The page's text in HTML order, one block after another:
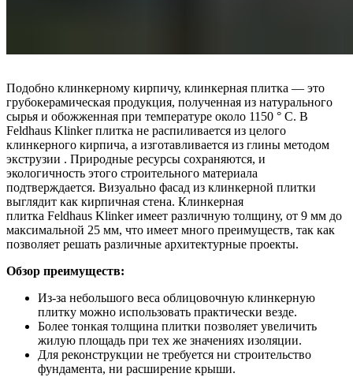
Подобно клинкерному кирпичу, клинкерная плитка — это
грубокерамическая продукция, полученная из натурального
сырья и обожженная при температуре около 1150 ° C. В
Feldhaus Klinker плитка не распиливается из целого
клинкерного кирпича, а изготавливается из глины методом
экструзии . Природные ресурсы сохраняются, и
экологичность этого строительного материала
подтверждается. Визуально фасад из клинкерной плитки
выглядит как кирпичная стена. Клинкерная
плитка Feldhaus Klinker имеет различную толщину, от 9 мм до
максимальной 25 мм, что имеет много преимуществ, так как
позволяет решать различные архитектурные проекты.
Обзор преимуществ:
Из-за небольшого веса облицовочную клинкерную
плитку можно использовать практически везде.
Более тонкая толщина плитки позволяет увеличить
жилую площадь при тех же значениях изоляции.
Для реконструкции не требуется ни строительство
фундамента, ни расширение крыши.